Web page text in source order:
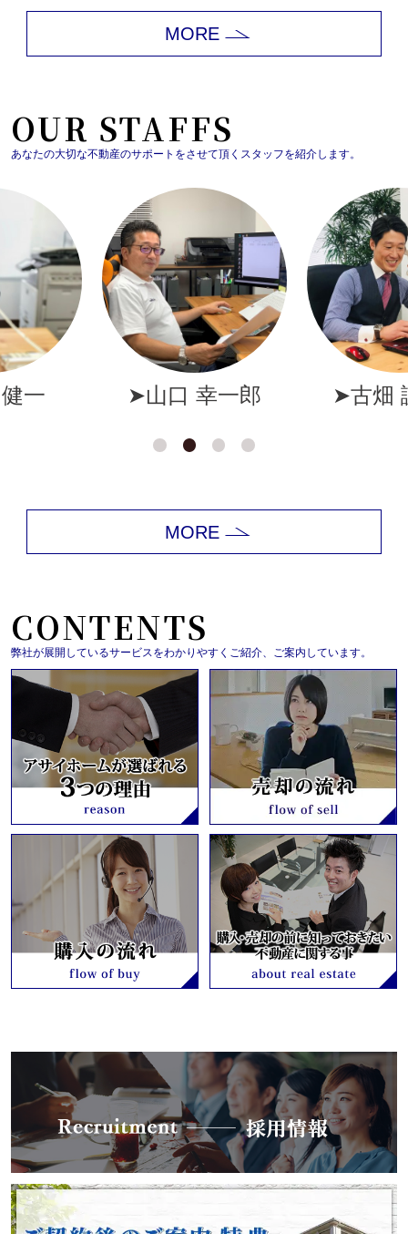
からともなく花火...
MORE
OUR STAFFS
あなたの大切な不動産のサポートをさせて頂くスタッフを紹介します。
郎 ➤古畑 誠一郎 ➤岩井
MORE
CONTENTS
弊社が展開しているサービスをわかりやすくご紹介、ご案内しています。